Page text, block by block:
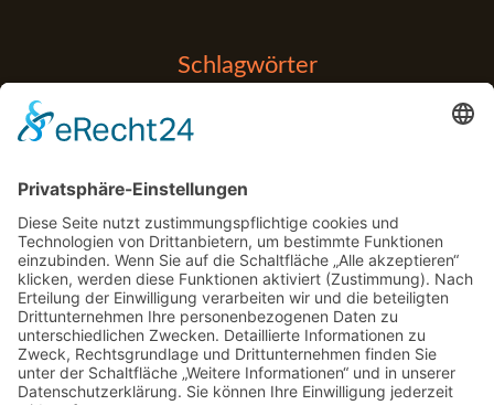
Schlagwörter
Anfänger Apps Balance
Fehler Fitness Tipps
Gym Handball Klettern Kraftaufbau Marketing Medizin
Motorrad motorsport MTT Muskelaufbau Physio Pool
Post-Workout Regeneration Rehabilitation rennen Schatten
Sport Stabilität Technologie Tools Unterstützung Yoga